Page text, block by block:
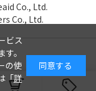
Co., Ltd.
Co., Ltd.
ビス
。
の使
「詳
同意する